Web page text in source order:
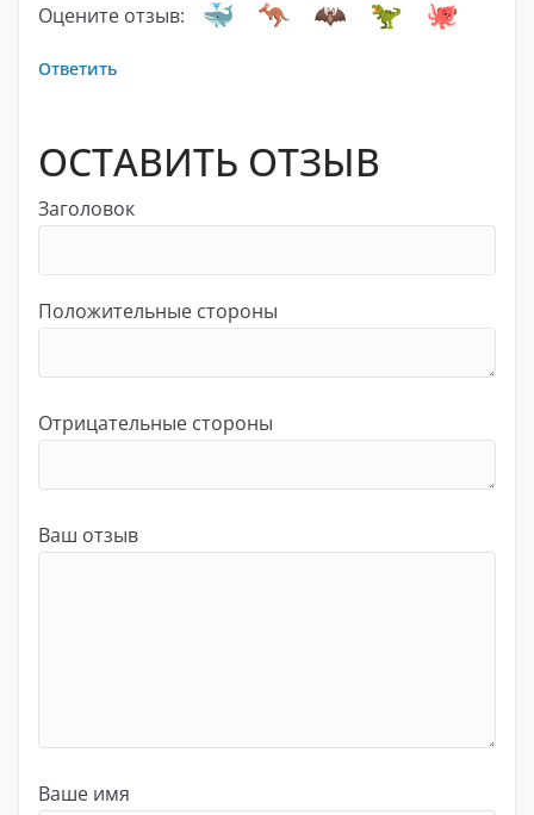
Оцените отзыв:
Ответить
ОСТАВИТЬ ОТЗЫВ
Заголовок
Положительные стороны
Отрицательные стороны
Ваш отзыв
Ваше имя